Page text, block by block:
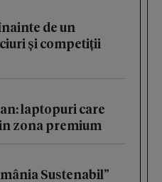
de un
și competiții
laptopuri care
zona premium
Sustenabil”